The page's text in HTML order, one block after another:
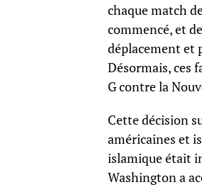
chaque match
commencé, et
déplacement et
Désormais, ces
G contre la
Cette décision
américaines et
islamique était
Washington a